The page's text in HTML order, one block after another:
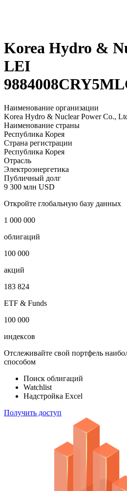
Korea Hydro &
LEI
Наименование организации
Korea Hydro & Nuclear Power Co.,
Наименование страны
Республика Корея
Страна регистрации
Республика Корея
Отрасль
Электроэнергетика
Публичный долг
9 300 млн USD
Откройте глобальную базу данных
1 000 000
облигаций
100 000
акций
183 824
ETF & Funds
100 000
индексов
Отслеживайте свой портфель
способом
Поиск облигаций
Watchlist
Надстройка Excel
Получить доступ